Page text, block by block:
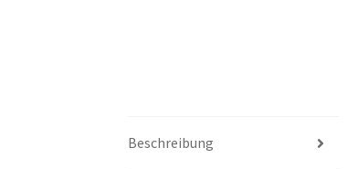
Beschreibung